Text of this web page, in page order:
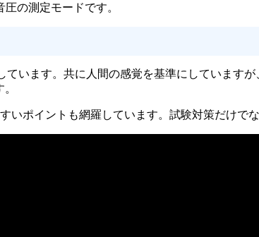
の測定モードです。
います。共に人間の感覚を基準にしています
いポイントも網羅しています。試験対策だけで